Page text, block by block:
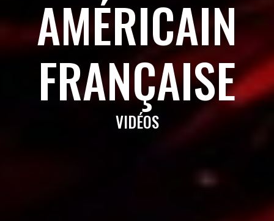
AMÉRICAIN
FRANÇAISE
VIDÉOS